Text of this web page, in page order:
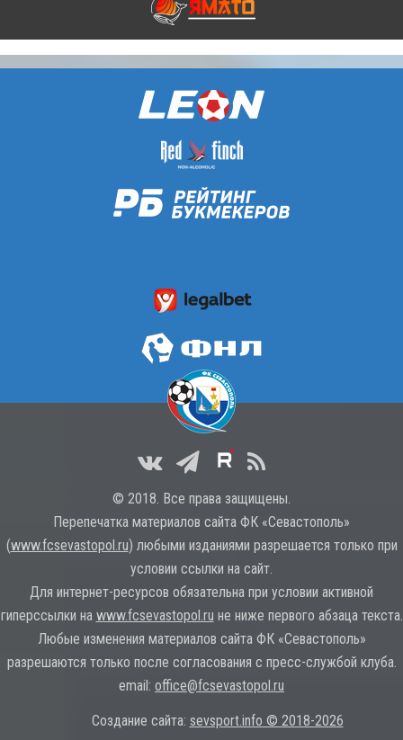
© 2018. Все права защищены.
Перепечатка материалов сайта ФК «Севастополь»
(www.fcsevastopol.ru) любыми изданиями разрешается только при
условии ссылки на сайт.
Для интернет-ресурсов обязательна при условии активной
гиперссылки на www.fcsevastopol.ru не ниже первого абзаца текста.
Любые изменения материалов сайта ФК «Севастополь»
разрешаются только после согласования с пресс-службой клуба.
email: office@fcsevastopol.ru
Создание сайта: sevsport.info © 2018-2026